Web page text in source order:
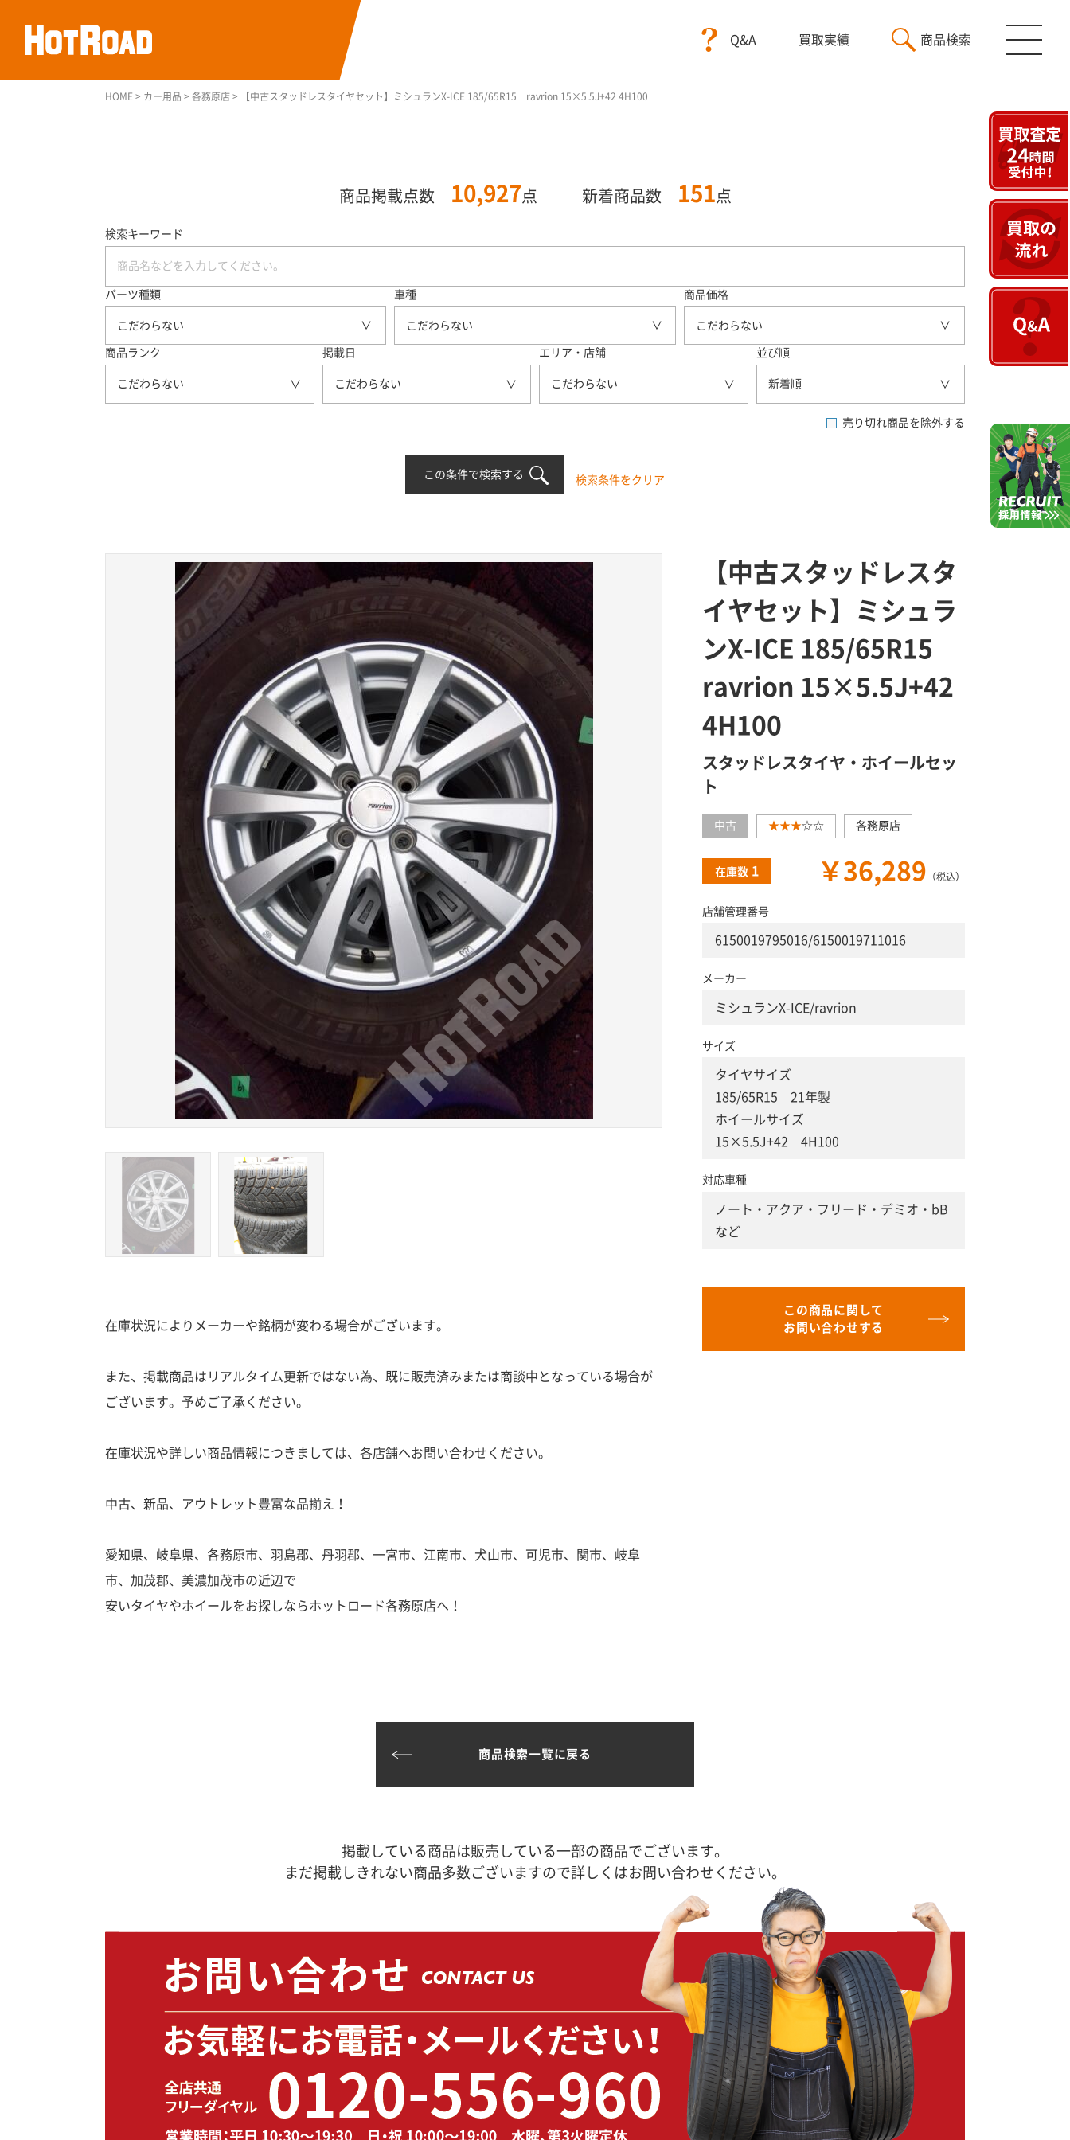
Q&A 買取実績 商品検索
HOME > カー用品 > 各務原店 > 【中古スタッドレスタイヤセット】ミシュランX-ICE 185/65R15 ravrion 15×5.5J+42 4H100
商品掲載点数 10,927点 新着商品数 151 点
検索キーワード
パーツ種類
こだわらない
車種
こだわらない
商品価格
こだわらない
商品ランク
こだわらない
掲載日
こだわらない
エリア・店舗
こだわらない
並び順
新着順
売り切れ商品を除外する
この条件で検索する 検索条件をクリア
在庫状況によりメーカーや銘柄が変わる場合がございます。
また、掲載商品はリアルタイム更新ではない為、既に販売済みまたは商談中となっている場合が
ございます。予めご了承ください。
在庫状況や詳しい商品情報につきましては、各店舗へお問い合わせください。
中古、新品、アウトレット豊富な品揃え！
愛知県、岐阜県、各務原市、羽島郡、丹羽郡、一宮市、江南市、犬山市、可児市、関市、岐阜
市、加茂郡、美濃加茂市の近辺で
安いタイヤやホイールをお探しならホットロード各務原店へ！
【中古スタッドレスタ
イヤセット】ミシュラ
ンX-ICE 185/65R15
ravrion 15×5.5J+42
4H100
スタッドレスタイヤ・ホイールセッ
ト
中古 ★★★☆☆ 各務原店
在庫数 1 ￥36,289 （税込）
店舗管理番号
6150019795016/6150019711016
メーカー
ミシュランX-ICE/ravrion
サイズ
タイヤサイズ
185/65R15 21年製
ホイールサイズ
15×5.5J+42 4H100
対応車種
ノート・アクア・フリード・デミオ・bB
など
この商品に関して
お問い合わせする
商品検索一覧に戻る
掲載している商品は販売している一部の商品でございます。
まだ掲載しきれない商品多数ございますので詳しくはお問い合わせください。